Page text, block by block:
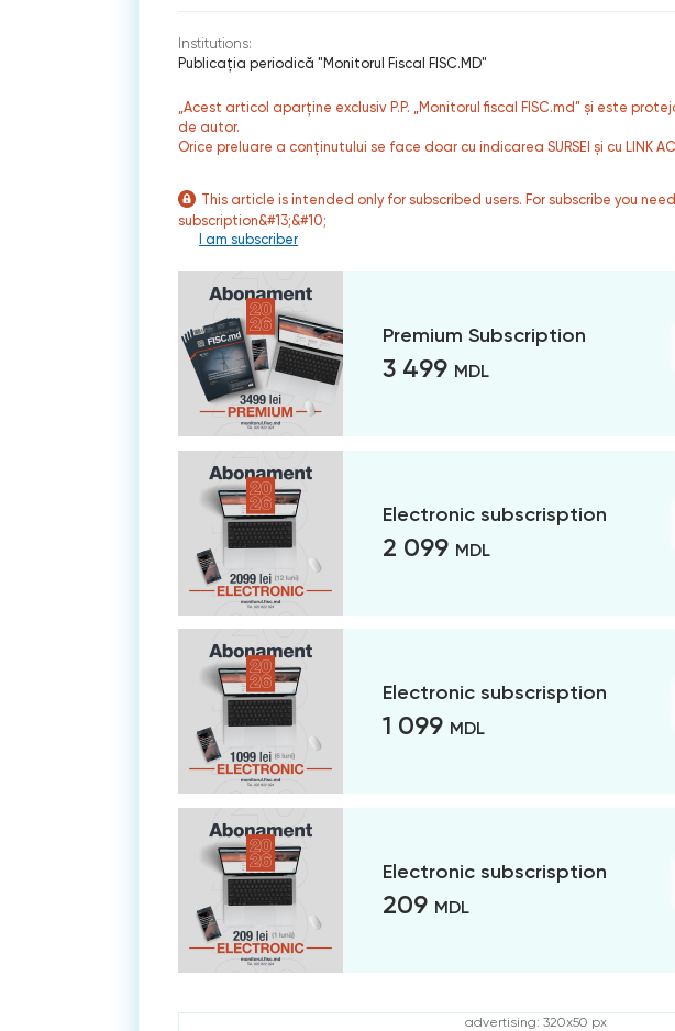
Institutions:
Publicaţia periodică "Monitorul Fiscal FISC.MD"
„Acest articol aparține exclusiv P.P. „Monitorul fiscal FISC.md” și este
de autor.
Orice preluare a conținutului se face doar cu indicarea SURSEI și cu LINK
This article is intended only for subscribed users. For subscribe you
subscription&#13;&#10;
I am subscriber
Premium Subscription
3 499 MDL
Electronic subscrisption
2 099 MDL
Electronic subscrisption
1 099 MDL
Electronic subscrisption
209 MDL
advertising: 320x50 px